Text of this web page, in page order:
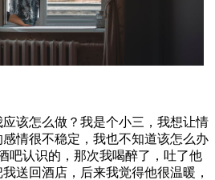
怎么做？我是个小三，我想让情
情很不稳定，我也不知道该怎么办
吧认识的，那次我喝醉了，吐了他
送回酒店，后来我觉得他很温暖，